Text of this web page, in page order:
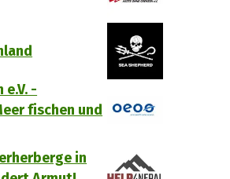
e.V. -
fischen und
in